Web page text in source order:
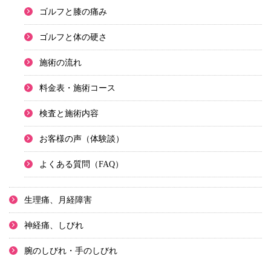
ゴルフと膝の痛み
ゴルフと体の硬さ
施術の流れ
料金表・施術コース
検査と施術内容
お客様の声（体験談）
よくある質問（FAQ）
生理痛、月経障害
神経痛、しびれ
腕のしびれ・手のしびれ